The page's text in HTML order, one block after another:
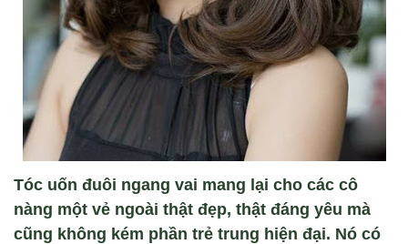
Tóc uốn đuôi ngang vai mang lại cho các cô
nàng một vẻ ngoài thật đẹp, thật đáng yêu mà
cũng không kém phần trẻ trung hiện đại. Nó có